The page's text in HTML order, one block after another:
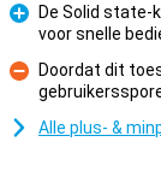
Pluspunt
De Solid state-
voor snelle
Minpunt
Doordat dit
Alle plus- &